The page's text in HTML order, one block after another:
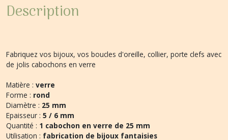
Description
Fabriquez vos bijoux, vos boucles d'oreille, collier, porte clefs avec
de jolis cabochons en verre
Matière : verre
Forme : rond
Diamètre : 25 mm
Epaisseur : 5 / 6 mm
Quantité : 1 cabochon en verre de 25 mm
Utilisation : fabrication de bijoux fantaisies